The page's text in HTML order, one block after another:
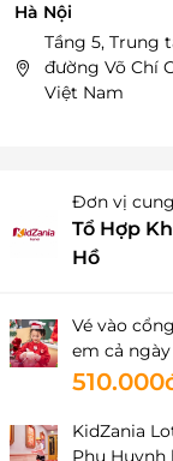
Hà Nội
Tầng 5, Trung
đường Võ Chí
Việt Nam
Đơn vị
Tổ Hợp
Hồ
Vé vào
em cả ngày
KidZania
Phụ Huynh